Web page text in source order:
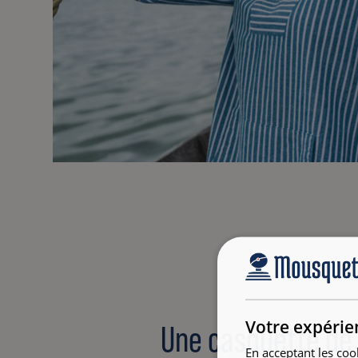
Une casquette
Votre
En acceptant les